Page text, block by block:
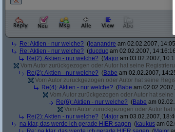
Re: Aktien - nur welche? (jeanandre am 02.02.2007,
Re: Aktien - nur welche? (ducduc am 02.02.2007,
Re(2): Aktien - nur welche? (Major am 03.02.2007,
Vom Autor zurückgezogen oder Autor hat seine
Re(2): Aktien - nur welche? (Babe am 02.02.2007,
Vom Autor zurückgezogen oder Autor hat seine
Re(4): Aktien - nur welche? (Babe am
Vom Autor zurückgezogen oder Autor hat
Re(6): Aktien - nur welche? (Babe am
Vom Autor zurückgezogen oder Autor
Re(2): Aktien - nur welche? (Major am 03.02.2007,
na klar, das werde ich gerade HIER sagen (kaukus am